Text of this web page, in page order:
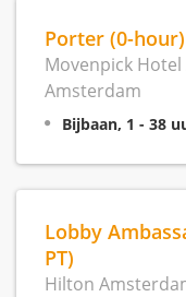
Porter (0-hour)
Movenpick
Amsterdam
Bijbaan, 1 - 38
Lobby
PT)
Hilton